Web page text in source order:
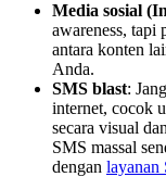
Media sosial
awareness, tapi
antara konten
Anda.
SMS blast:
internet, cocok
secara visual
SMS massal
dengan layanan